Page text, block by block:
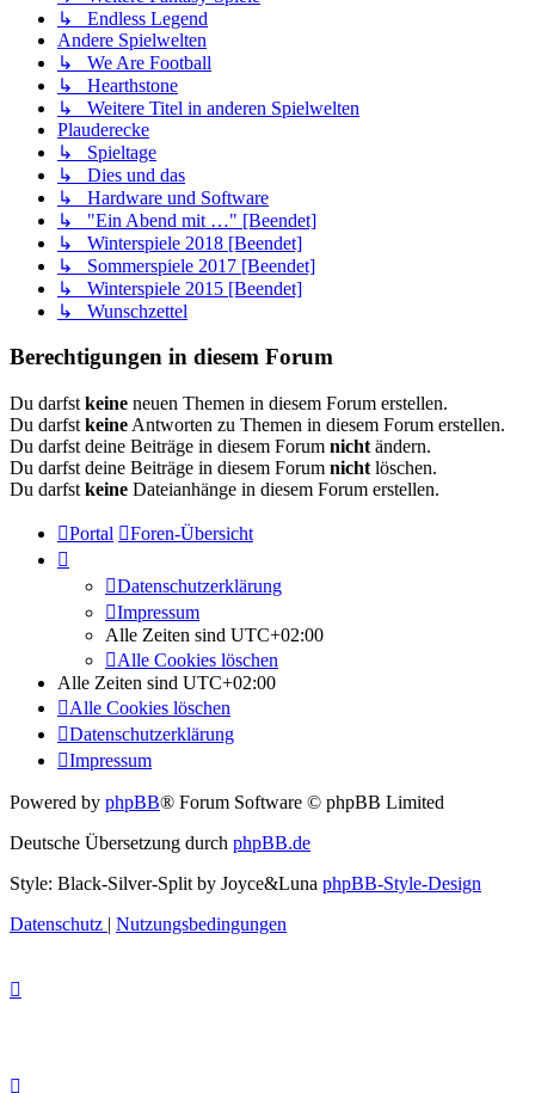
↳ Endless Legend
Andere Spielwelten
↳ We Are Football
↳ Hearthstone
↳ Weitere Titel in anderen Spielwelten
Plauderecke
↳ Spieltage
↳ Dies und das
↳ Hardware und Software
↳ "Ein Abend mit …" [Beendet]
↳ Winterspiele 2018 [Beendet]
↳ Sommerspiele 2017 [Beendet]
↳ Winterspiele 2015 [Beendet]
↳ Wunschzettel
Berechtigungen in diesem Forum
Du darfst keine neuen Themen in diesem Forum erstellen.
Du darfst keine Antworten zu Themen in diesem Forum erstellen.
Du darfst deine Beiträge in diesem Forum nicht ändern.
Du darfst deine Beiträge in diesem Forum nicht löschen.
Du darfst keine Dateianhänge in diesem Forum erstellen.
Portal Foren-Übersicht
Datenschutzerklärung
Impressum
Alle Zeiten sind UTC+02:00
Alle Cookies löschen
Alle Zeiten sind UTC+02:00
Alle Cookies löschen
Datenschutzerklärung
Impressum
Powered by phpBB® Forum Software © phpBB Limited
Deutsche Übersetzung durch phpBB.de
Style: Black-Silver-Split by Joyce&Luna phpBB-Style-Design
Datenschutz | Nutzungsbedingungen